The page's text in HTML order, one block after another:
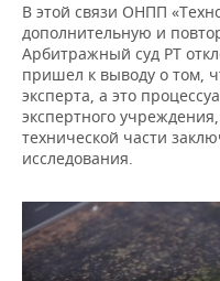
В этой связи ОНПП
дополнительную и
Арбитражный суд РТ
пришел к выводу о том,
эксперта, а это
экспертного
технической части
исследования.